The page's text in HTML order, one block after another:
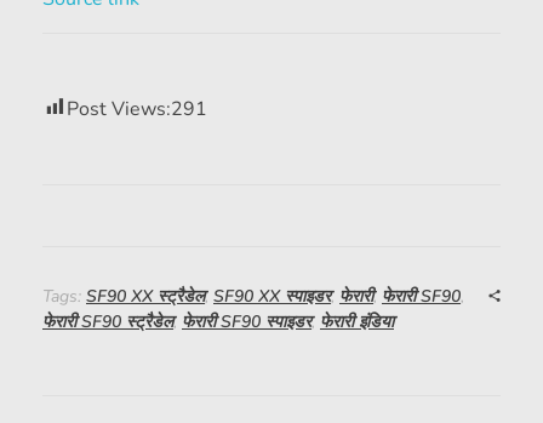
Post Views:291
Tags: SF90 XX स्ट्रैडेल, SF90 XX स्पाइडर, फेरारी, फेरारी SF90,
फेरारी SF90 स्ट्रैडेल, फेरारी SF90 स्पाइडर, फेरारी इंडिया